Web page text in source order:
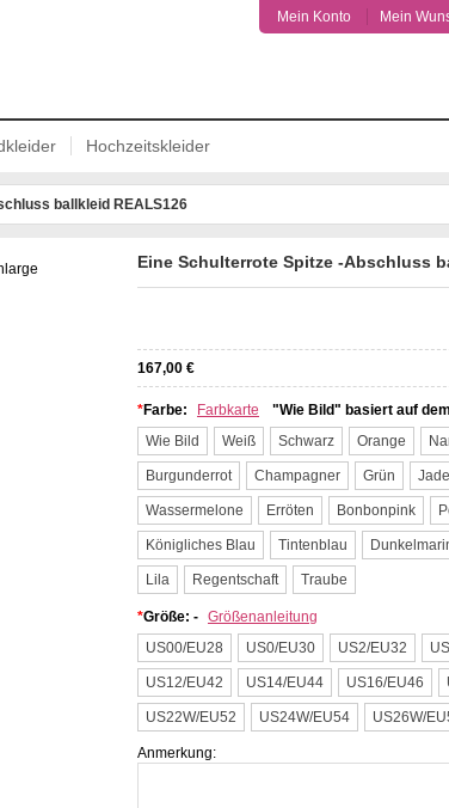
Mein Konto Mein
Hochzeitskleider
ballkleid REALS126
Eine Schulterrote Spitze -Abschluss
167,00 €
*Farbe: Farbkarte
"Wie Bild" basiert auf
Wie Bild
Weiß Schwarz Orange
Burgunderrot Champagner Grün
Wassermelone Erröten Bonbonpink
Königliches Blau Tintenblau
Lila Regentschaft Traube
*Größe: - Größenanleitung
US00/EU28
US0/EU30 US2/EU32
US12/EU42 US14/EU44 US16/EU46
US22W/EU52 US24W/EU54 US26W/
Anmerkung: